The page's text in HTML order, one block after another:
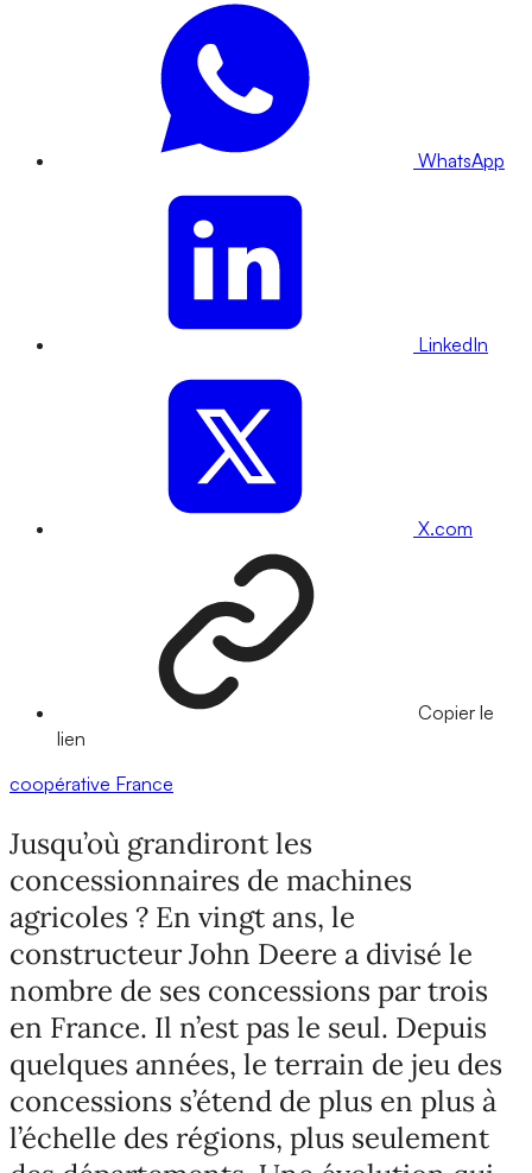
WhatsApp
LinkedIn
X.com
Copier le
lien
coopérative France
Jusqu’où grandiront les
concessionnaires de machines
agricoles ? En vingt ans, le
constructeur John Deere a divisé le
nombre de ses concessions par trois
en France. Il n’est pas le seul. Depuis
quelques années, le terrain de jeu des
concessions s’étend de plus en plus à
l’échelle des régions, plus seulement